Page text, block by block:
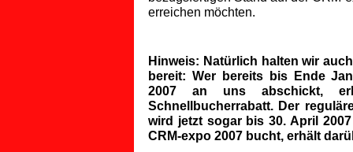
erreichen möchten.
Hinweis: Natürlich halten wir
bereit: Wer bereits bis Ende
2007 an uns abschickt,
Schnellbucherrabatt. Der
wird jetzt sogar bis 30. April
CRM-expo 2007 bucht, erhält